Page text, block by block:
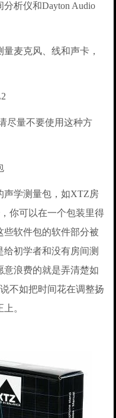
析仪和Dayton Audio
麦克风、线和声卡，
量不要使用这种方
学测量包，如XTZ房
你可以在一个包装里得
些软件包的软件部分被
初学者和没有房间测
意浪费的就是弄清楚如
不如把时间花在调整扬
。